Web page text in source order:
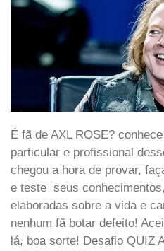
É fã de AXL ROSE?
particular e profissional
chegou a hora de provar,
e teste seus
elaboradas sobre a vida e
nenhum fã botar defeito!
lá, boa sorte! Desafio QUIZ